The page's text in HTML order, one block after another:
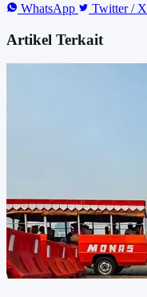
WhatsApp
Twitter / X
Artikel Terkait